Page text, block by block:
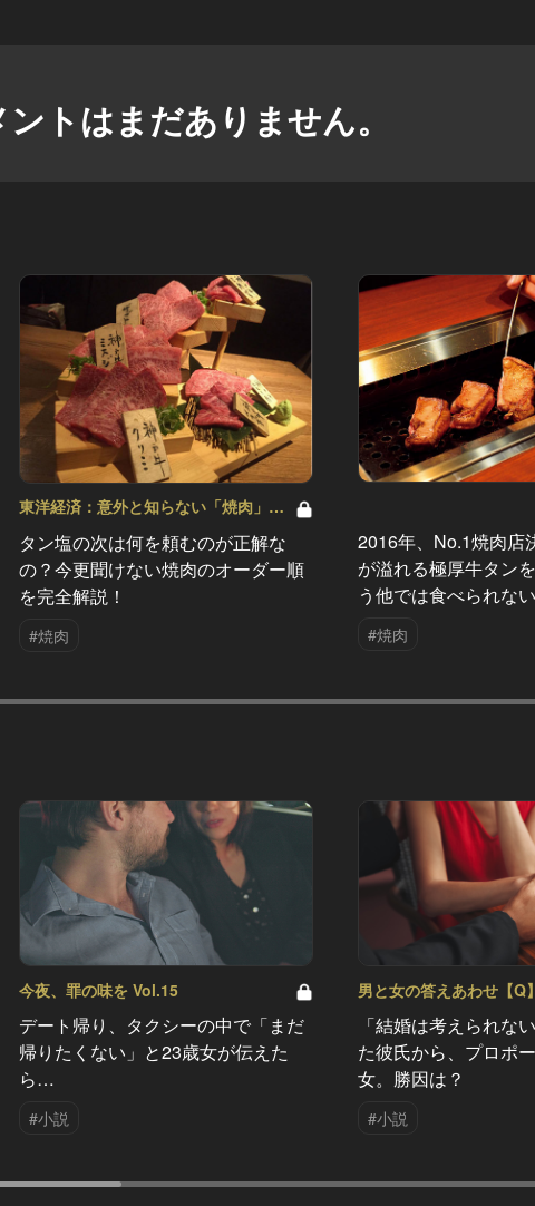
ントはまだありません。
東洋経済：意外と知らない「焼肉」の
タン塩の次は何を頼むのが正解な
の？今更聞けない焼肉のオーダー順
を完全解説！
#焼肉
2016年、No.1焼肉店
が溢れる極厚牛タン
う他では食べられない
#焼肉
今夜、罪の味を Vol.15
デート帰り、タクシーの中で「まだ
帰りたくない」と23歳女が伝えた
ら…
#小説
男と女の答えあわせ【Q
「結婚は考えられな
た彼氏から、プロポ
女。勝因は？
#小説